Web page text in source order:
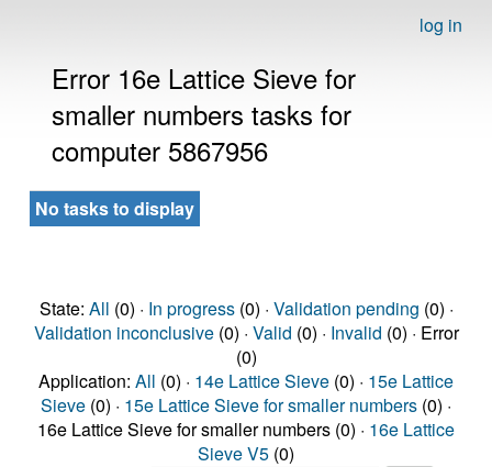
log in
Error 16e Lattice Sieve for
smaller numbers tasks for
computer 5867956
No tasks to display
State: All (0) · In progress(0) · Validation pending (0) ·
Validation inconclusive(0) · Valid (0) · Invalid (0) · Error
(0)
Application: All (0) · 14e Lattice Sieve (0) · 15e Lattice
Sieve (0) · 15e Lattice Sieve for smaller numbers (0) ·
16e Lattice Sieve for smaller numbers (0) · 16e Lattice
Sieve V5 (0)